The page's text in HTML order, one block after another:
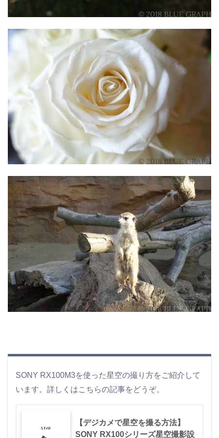
SONY RX100M3を使った星空の撮り方をご紹介して
います。詳しくはこちらの記事をどうぞ。
【デジカメで星空を撮る方法】
SONY RX100シリーズ星空撮影設